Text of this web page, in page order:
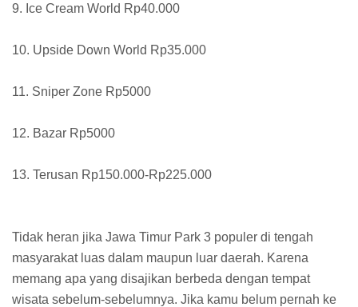
9. Ice Cream World Rp40.000
10. Upside Down World Rp35.000
11. Sniper Zone Rp5000
12. Bazar Rp5000
13. Terusan Rp150.000-Rp225.000
Tidak heran jika Jawa Timur Park 3 populer di tengah
masyarakat luas dalam maupun luar daerah. Karena
memang apa yang disajikan berbeda dengan tempat
wisata sebelum-sebelumnya. Jika kamu belum pernah ke